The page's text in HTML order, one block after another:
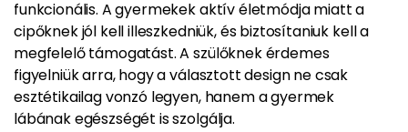
funkcionális. A gyermekek aktív életmódja miatt a
cipőknek jól kell illeszkedniük, és biztosítaniuk kell a
megfelelő támogatást. A szülőknek érdemes
figyelniük arra, hogy a választott design ne csak
esztétikailag vonzó legyen, hanem a gyermek
lábának egészségét is szolgálja.